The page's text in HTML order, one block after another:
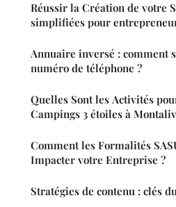
Réussir la Création de votre
simplifiées pour
Annuaire inversé : comment
numéro de téléphone ?
Quelles Sont les Activités
Campings 3 étoiles à
Comment les Formalités
Impacter votre Entreprise ?
Stratégies de contenu : clés